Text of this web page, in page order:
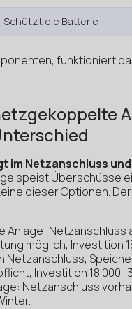
Schützt die Batterie
funktioniert
im Netzanschluss
speist Überschüsse
dieser Optionen.
Netzanschluss
möglich, Investition
Netzanschluss,
Investition
Netzanschluss